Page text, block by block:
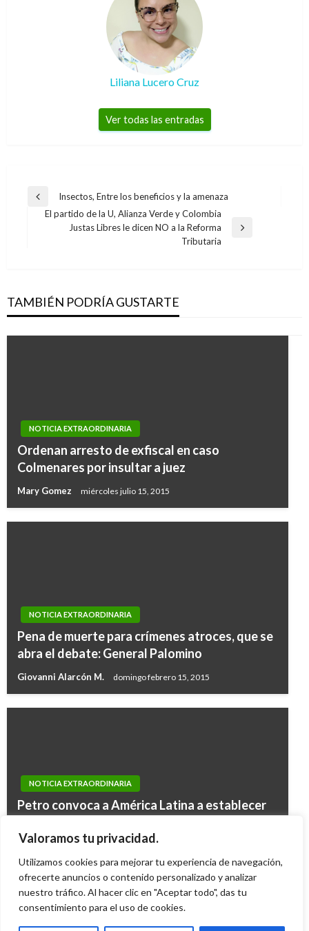
Valoramos tu privacidad.
Utilizamos cookies para mejorar tu experiencia de navegación,
ofrecerte anuncios o contenido personalizado y analizar
nuestro tráfico. Al hacer clic en "Aceptar todo", das tu
consentimiento para el uso de cookies.
Liliana Lucero Cruz
Ver todas las entradas
Navegación
entradas
Entrada
anterior
Insectos, Entre los beneficios y la amenaza
Entrada
El partido de la U, Alianza Verde y Colombia
Justas Libres le dicen NO a la Reforma
Tributaria
TAMBIÉN PODRÍA GUSTARTE
NOTICIA EXTRAORDINARIA
Ordenan arresto de exfiscal en caso
Colmenares por insultar a juez
Mary Gomez miércoles julio 15, 2015
NOTICIA EXTRAORDINARIA
Pena de muerte para crímenes atroces, que se
abra el debate: General Palomino
Giovanni Alarcón M. domingo febrero 15, 2015
NOTICIA EXTRAORDINARIA
Petro convoca a América Latina a establecer
mundial
Iván Briceño miércoles octubre 19, 2022
Envían a la cárcel a 9 de los 12 capturados por
red de explotación sexual en Cartagena; 3
Ariel Cabrera viernes noviembre 30, 2018